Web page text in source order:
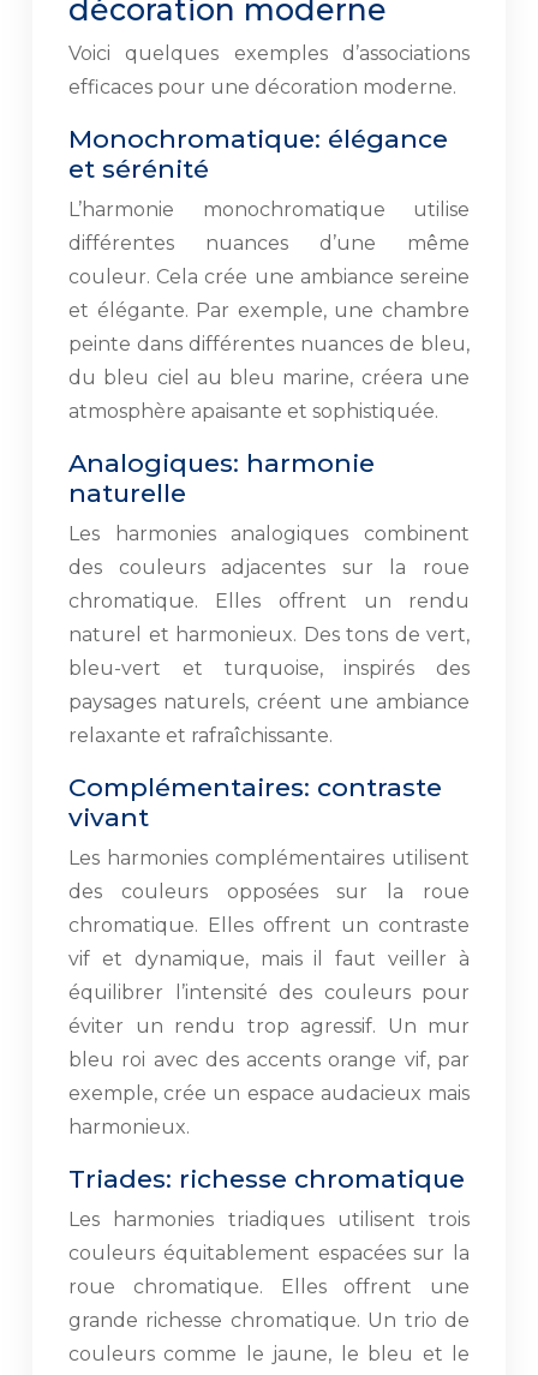
décoration moderne
Voici quelques exemples d’associations
efficaces pour une décoration moderne.
Monochromatique: élégance
et sérénité
L’harmonie monochromatique utilise
différentes nuances d’une même
couleur. Cela crée une ambiance sereine
et élégante. Par exemple, une chambre
peinte dans différentes nuances de bleu,
du bleu ciel au bleu marine, créera une
atmosphère apaisante et sophistiquée.
Analogiques: harmonie
naturelle
Les harmonies analogiques combinent
des couleurs adjacentes sur la roue
chromatique. Elles offrent un rendu
naturel et harmonieux. Des tons de vert,
bleu-vert et turquoise, inspirés des
paysages naturels, créent une ambiance
relaxante et rafraîchissante.
Complémentaires: contraste
vivant
Les harmonies complémentaires utilisent
des couleurs opposées sur la roue
chromatique. Elles offrent un contraste
vif et dynamique, mais il faut veiller à
équilibrer l’intensité des couleurs pour
éviter un rendu trop agressif. Un mur
bleu roi avec des accents orange vif, par
exemple, crée un espace audacieux mais
harmonieux.
Triades: richesse chromatique
Les harmonies triadiques utilisent trois
couleurs équitablement espacées sur la
roue chromatique. Elles offrent une
grande richesse chromatique. Un trio de
couleurs comme le jaune, le bleu et le